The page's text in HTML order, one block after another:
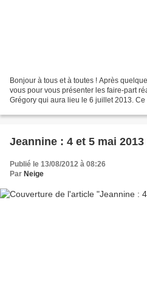
Bonjour à tous et à toutes ! Après
vous pour vous présenter les faire-part
Grégory qui aura lieu le 6 juillet 2013. Ce
Jeannine : 4 et 5 mai
Publié le 13/08/2012 à 08:26
Par Neige